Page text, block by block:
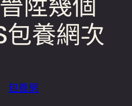
包養網次
包養網